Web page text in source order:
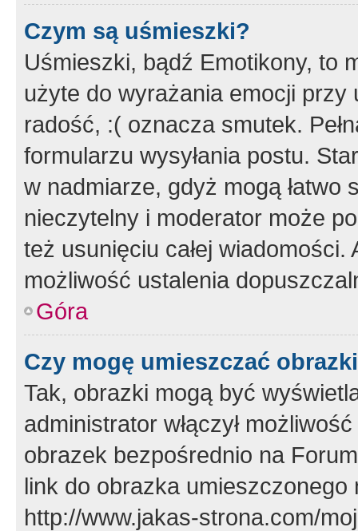
Czym są uśmieszki?
Uśmieszki, bądź Emotikony, to
użyte do wyrażania emocji
radość, :( oznacza smutek.
formularzu wysyłania postu.
w nadmiarze, gdyż mogą
nieczytelny i moderator może
też usunięciu całej
możliwość ustalenia
Góra
Czy mogę umieszczać
Tak, obrazki mogą być
administrator włączył
obrazek bezpośrednio na
link do obrazka
http://www.jakas-strona.com/